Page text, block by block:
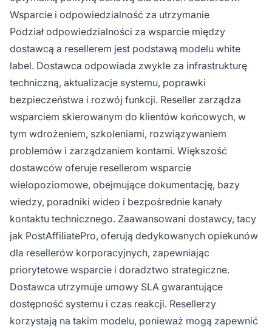
Wsparcie i odpowiedzialność za utrzymanie
Podział odpowiedzialności za wsparcie między
dostawcą a resellerem jest podstawą modelu white
label. Dostawca odpowiada zwykle za infrastrukturę
techniczną, aktualizacje systemu, poprawki
bezpieczeństwa i rozwój funkcji. Reseller zarządza
wsparciem skierowanym do klientów końcowych, w
tym wdrożeniem, szkoleniami, rozwiązywaniem
problemów i zarządzaniem kontami. Większość
dostawców oferuje resellerom wsparcie
wielopoziomowe, obejmujące dokumentację, bazy
wiedzy, poradniki wideo i bezpośrednie kanały
kontaktu technicznego. Zaawansowani dostawcy, tacy
jak PostAffiliatePro, oferują dedykowanych opiekunów
dla resellerów korporacyjnych, zapewniając
priorytetowe wsparcie i doradztwo strategiczne.
Dostawca utrzymuje umowy SLA gwarantujące
dostępność systemu i czas reakcji. Resellerzy
korzystają na takim modelu, ponieważ mogą zapewnić